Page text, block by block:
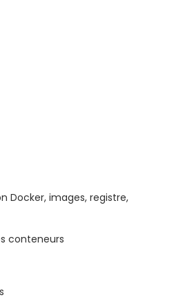
Docker, images, registre,
conteneurs